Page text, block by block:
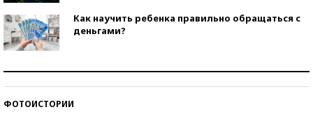
Как научить ребенка правильно обращаться с
деньгами?
ФОТОИСТОРИИ